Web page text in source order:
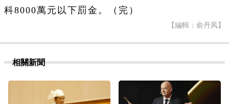
科8000萬元以下罰金。（完）
【編輯：俞丹凤】
相關新聞